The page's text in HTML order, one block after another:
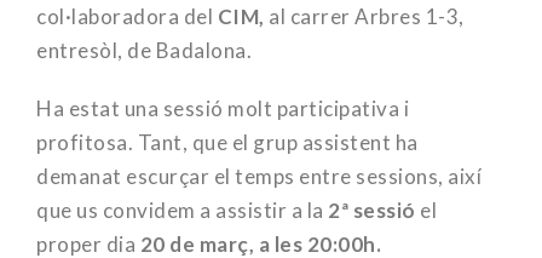
col·laboradora del CIM, al carrer Arbres 1-3,
entresòl, de Badalona.
Ha estat una sessió molt participativa i
profitosa. Tant, que el grup assistent ha
demanat escurçar el temps entre sessions, així
que us convidem a assistir a la 2ª sessió el
proper dia 20 de març, a les 20:00h.